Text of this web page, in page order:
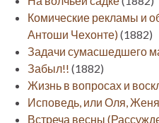
Комические рекламы и
Антоши Чехонте)(1882)
Задачи сумасшедшего
Забыл!! (1882)
Жизнь в вопросах и
Исповедь, или Оля,
Встреча весны